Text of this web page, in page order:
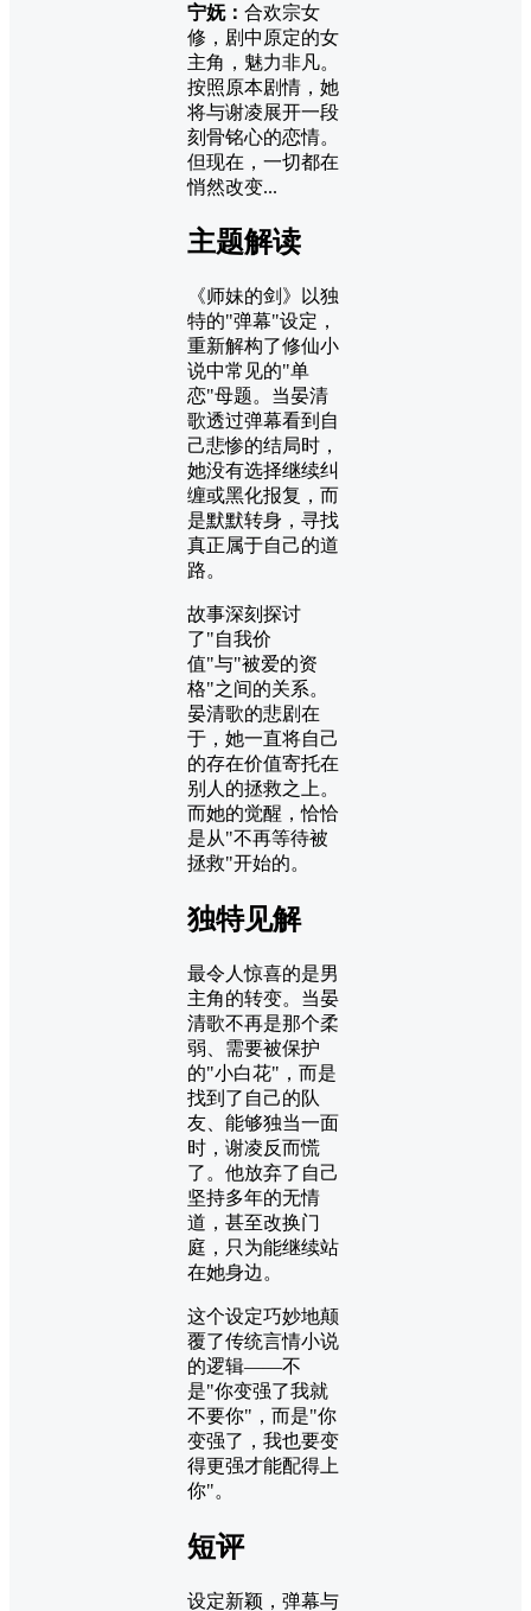
宁妩： 合欢宗女
修，剧中原定的女
主角，魅力非凡。
按照原本剧情，她
将与谢凌展开一段
刻骨铭心的恋情。
但现在，一切都在
悄然改变...
主题解读
《师妹的剑》以独
特的"弹幕"设定，
重新解构了修仙小
说中常见的"单
恋"母题。当晏清
歌透过弹幕看到自
己悲惨的结局时，
她没有选择继续纠
缠或黑化报复，而
是默默转身，寻找
真正属于自己的道
路。
故事深刻探讨
了"自我价
值"与"被爱的资
格"之间的关系。
晏清歌的悲剧在
于，她一直将自己
的存在价值寄托在
别人的拯救之上。
而她的觉醒，恰恰
是从"不再等待被
拯救"开始的。
独特见解
最令人惊喜的是男
主角的转变。当晏
清歌不再是那个柔
弱、需要被保护
的"小白花"，而是
找到了自己的队
友、能够独当一面
时，谢凌反而慌
了。他放弃了自己
坚持多年的无情
道，甚至改换门
庭，只为能继续站
在她身边。
这个设定巧妙地颠
覆了传统言情小说
的逻辑——不
是"你变强了我就
不要你"，而是"你
变强了，我也要变
得更强才能配得上
你"。
短评
设定新颖，弹幕与